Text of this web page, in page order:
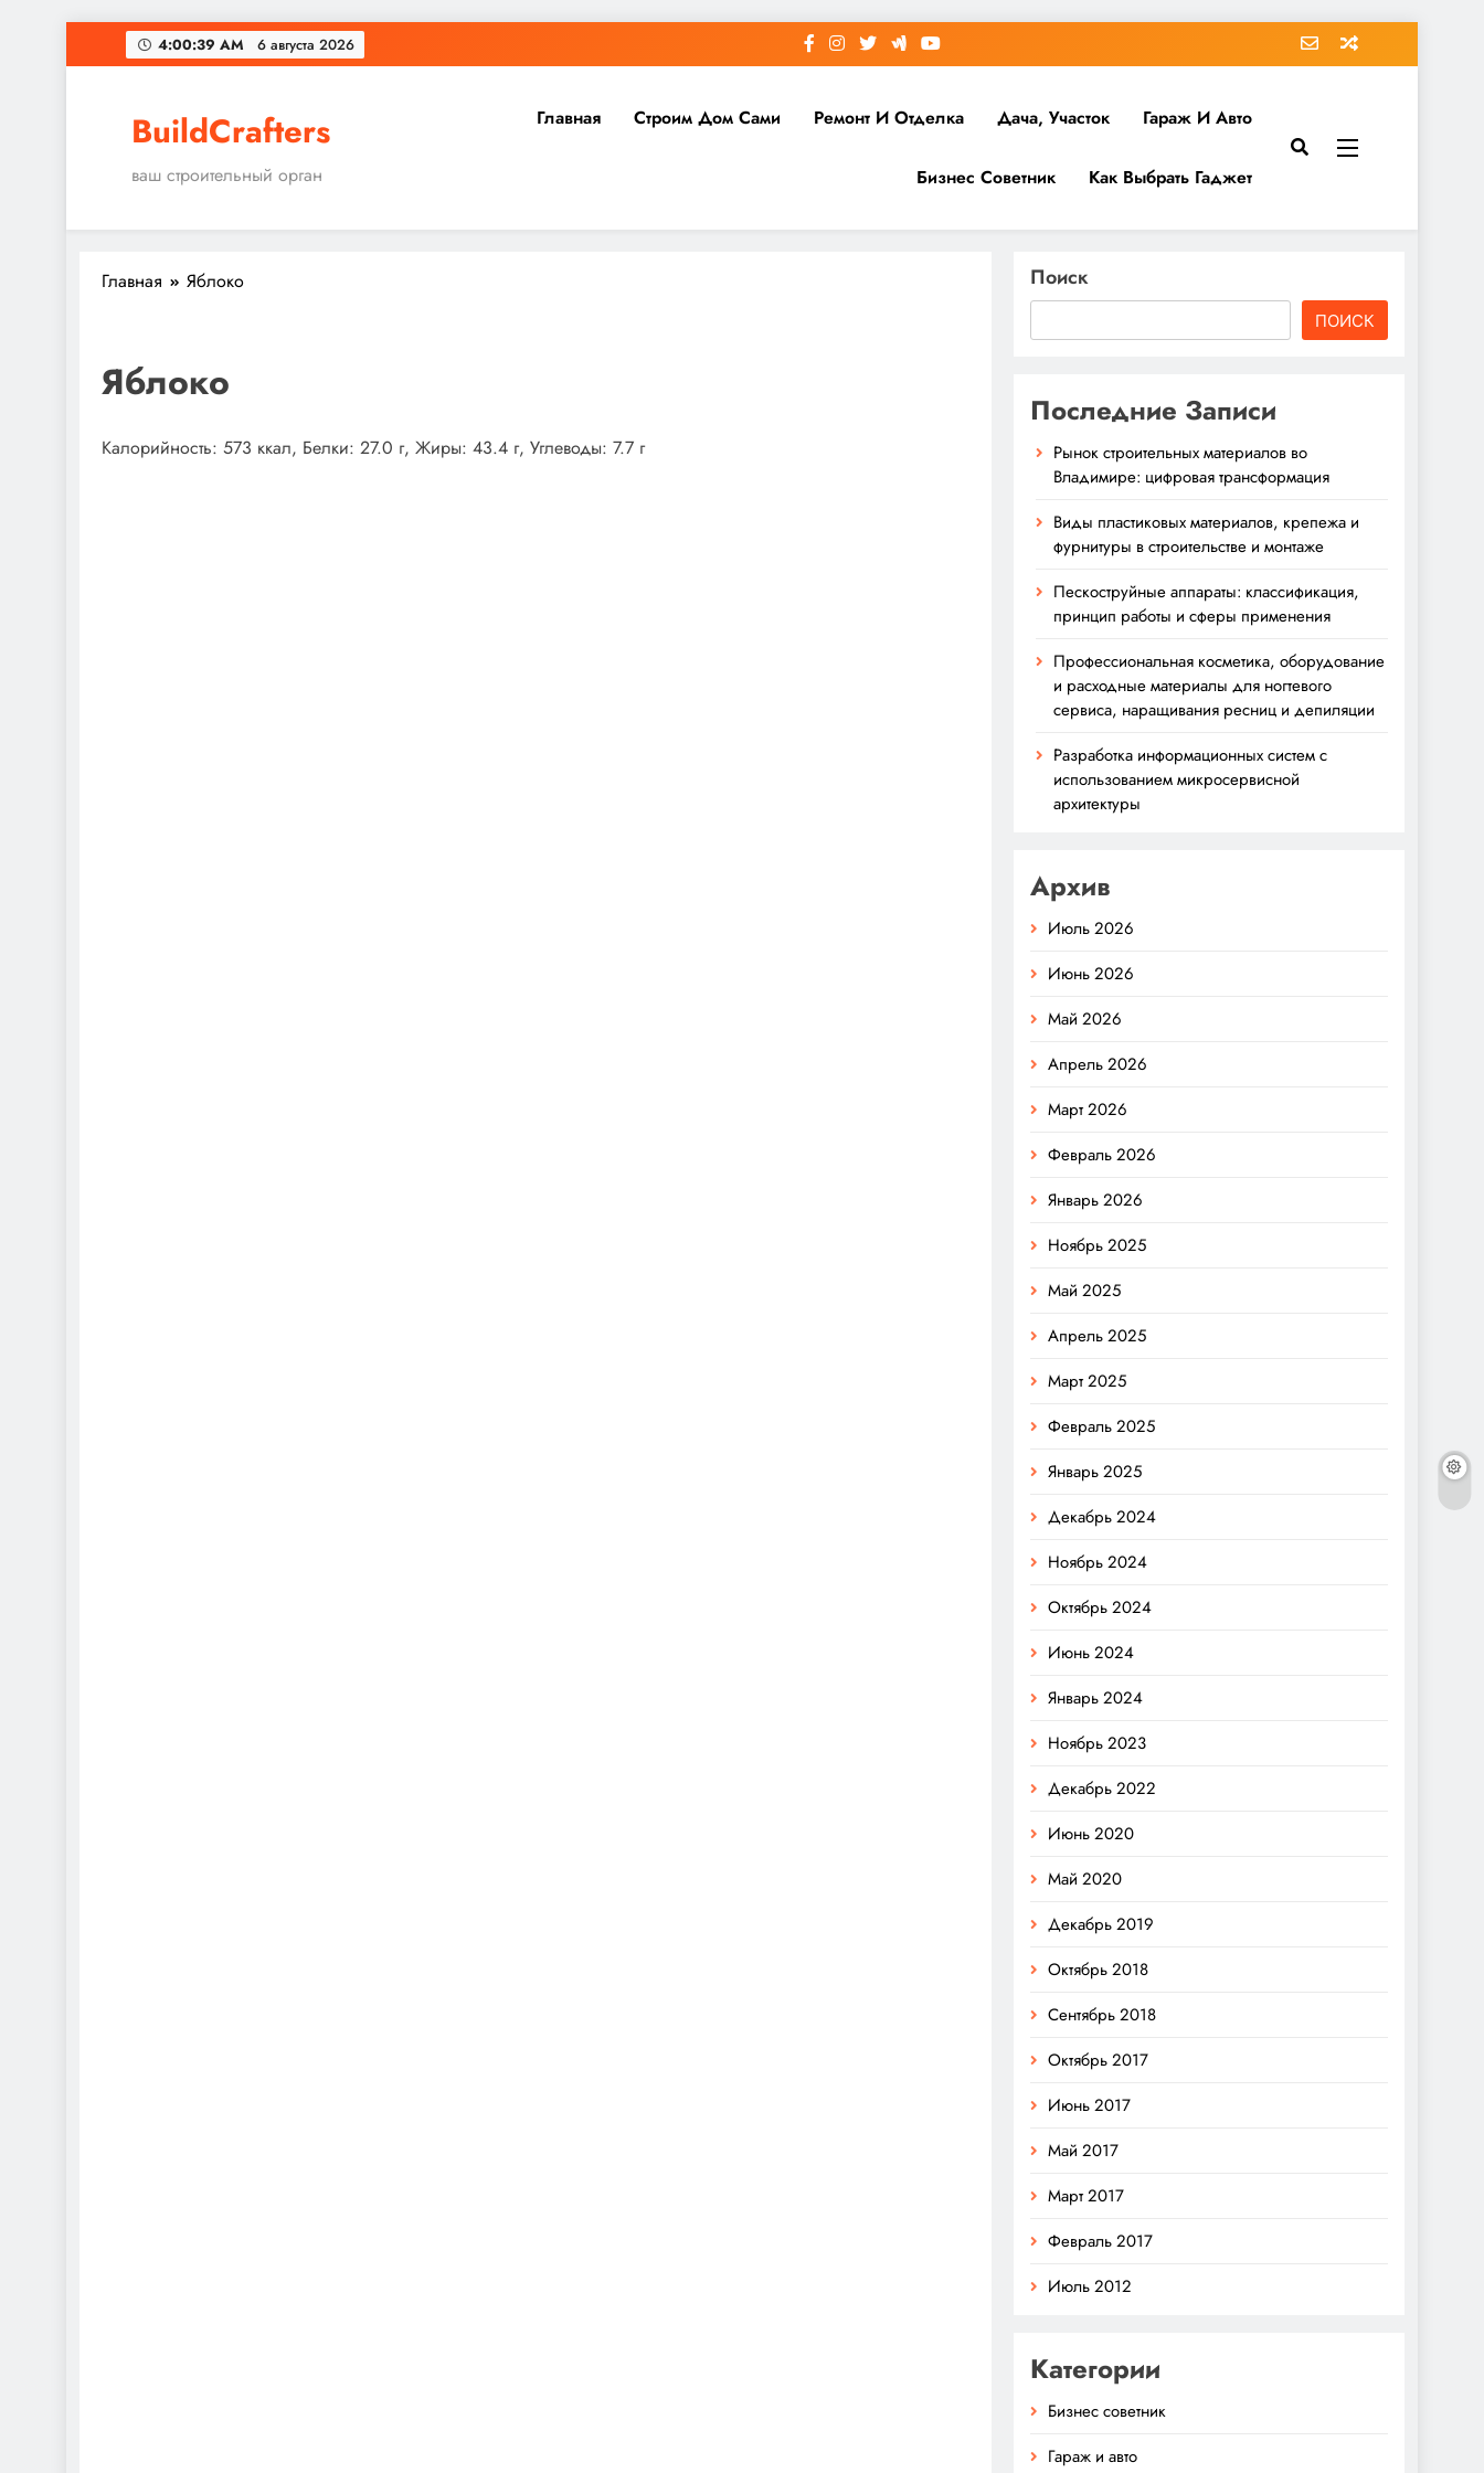
Перейти
к
4:00:40 AM 6 августа 2026
BuildCrafters
ваш строительный орган
Главная Строим Дом Сами Ремонт И Отделка Дача, Участок Гараж И Авто
Бизнес Советник Как Выбрать Гаджет
Главная Яблоко
Яблоко
Калорийность: 573 ккал, Белки: 27.0 г, Жиры: 43.4 г, Углеводы: 7.7 г
Поиск
ПОИСК
Последние Записи
Рынок строительных материалов во
Владимире: цифровая трансформация
Виды пластиковых материалов, крепежа и
фурнитуры в строительстве и монтаже
Пескоструйные аппараты: классификация,
принцип работы и сферы применения
Профессиональная косметика, оборудование
и расходные материалы для ногтевого
сервиса, наращивания ресниц и депиляции
Разработка информационных систем с
использованием микросервисной
архитектуры
Архив
Июль 2026
Июнь 2026
Май 2026
Апрель 2026
Март 2026
Февраль 2026
Январь 2026
Ноябрь 2025
Май 2025
Апрель 2025
Март 2025
Февраль 2025
Январь 2025
Декабрь 2024
Ноябрь 2024
Октябрь 2024
Июнь 2024
Январь 2024
Ноябрь 2023
Декабрь 2022
Июнь 2020
Май 2020
Декабрь 2019
Октябрь 2018
Сентябрь 2018
Октябрь 2017
Июнь 2017
Май 2017
Март 2017
Февраль 2017
Июль 2012
Категории
Бизнес советник
Гараж и авто